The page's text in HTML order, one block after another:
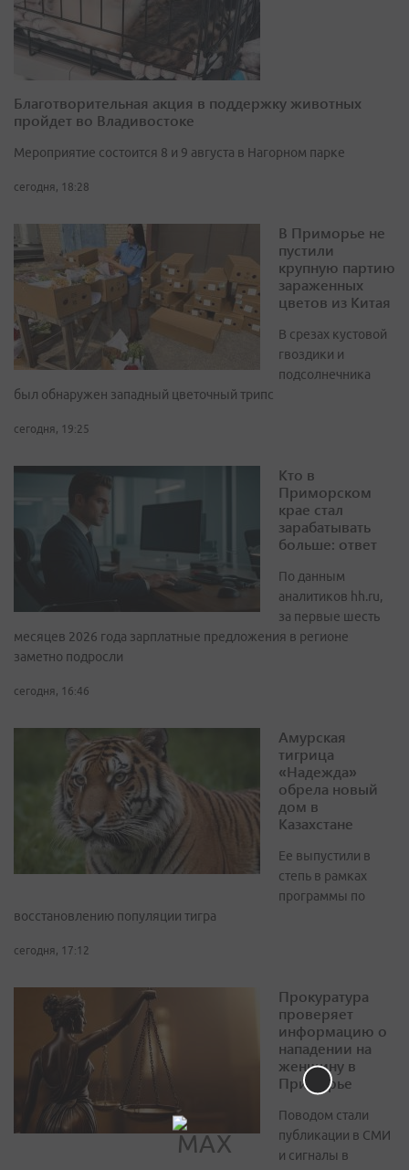
Благотворительная акция в поддержку животных
пройдет во Владивостоке
Мероприятие состоится 8 и 9 августа в Нагорном парке
сегодня, 18:28
В Приморье не
пустили
крупную партию
зараженных
цветов из Китая
В срезах кустовой
гвоздики и
подсолнечника
был обнаружен западный цветочный трипс
сегодня, 19:25
Кто в
Приморском
крае стал
зарабатывать
больше: ответ
По данным
аналитиков hh.ru,
за первые шесть
месяцев 2026 года зарплатные предложения в регионе
заметно подросли
сегодня, 16:46
Амурская
тигрица
«Надежда»
обрела новый
дом в
Казахстане
Ее выпустили в
степь в рамках
программы по
восстановлению популяции тигра
сегодня, 17:12
Прокуратура
проверяет
информацию о
нападении на
женщину в
Приморье
Поводом стали
публикации в СМИ
и сигналы в